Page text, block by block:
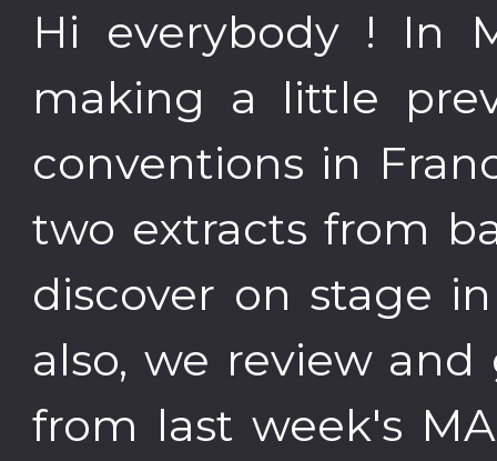
Hi everybody ! In
making a little
conventions in
two extracts from
discover on stage
also, we review
from last week's